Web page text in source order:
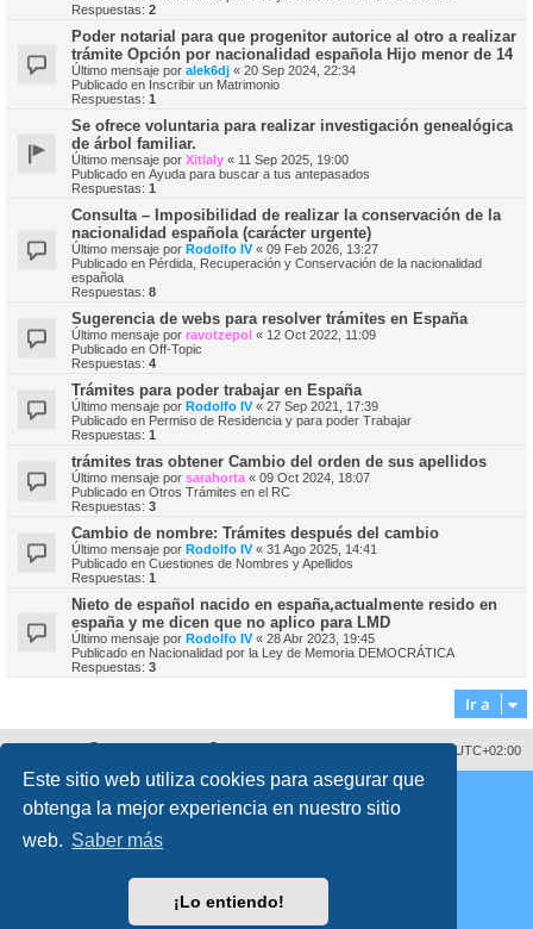
Este sitio web utiliza cookies para asegurar que
obtenga la mejor experiencia en nuestro sitio
web. Saber más
¡Lo entiendo!
Respuestas: 2
Poder notarial para que progenitor autorice al otro a realizar
trámite Opción por nacionalidad española Hijo menor de 14
Último mensaje por alek6dj « 20 Sep 2024, 22:34
Publicado en Inscribir un Matrimonio
Respuestas: 1
Se ofrece voluntaria para realizar investigación genealógica
de árbol familiar.
Último mensaje por Xitlaly « 11 Sep 2025, 19:00
Publicado en Ayuda para buscar a tus antepasados
Respuestas: 1
Consulta – Imposibilidad de realizar la conservación de la
nacionalidad española (carácter urgente)
Último mensaje por Rodolfo IV« 09 Feb 2026, 13:27
Publicado en Pérdida, Recuperación y Conservación de la nacionalidad
española
Respuestas: 8
Sugerencia de webs para resolver trámites en España
Último mensaje por ravotzepol « 12 Oct 2022, 11:09
Publicado en Off-Topic
Respuestas: 4
Trámites para poder trabajar en España
Último mensaje por Rodolfo IV« 27 Sep 2021, 17:39
Publicado en Permiso de Residencia y para poder Trabajar
Respuestas: 1
trámites tras obtener Cambio del orden de sus apellidos
Último mensaje por sarahorta « 09 Oct 2024, 18:07
Publicado en Otros Trámites en el RC
Respuestas: 3
Cambio de nombre: Trámites después del cambio
Último mensaje por Rodolfo IV« 31 Ago 2025, 14:41
Publicado en Cuestiones de Nombres y Apellidos
Respuestas: 1
Nieto de español nacido en españa,actualmente resido en
españa y me dicen que no aplico para LMD
Último mensaje por Rodolfo IV« 28 Abr 2023, 19:45
Publicado en Nacionalidad por la Ley de Memoria DEMOCRÁTICA
Respuestas: 3
Ir a
UTC+02:00
Copyright © 2008 - 2026 www.fororegistrocivil.es Todos los derechos reservados.
Desarrollado porphpBB® Forum Software © phpBB Limited
Traducción al español por
Styleproflatpor ©Mazeltof2017
| Peak Memory Usage: 2.33 MiB | GZIP: Off |